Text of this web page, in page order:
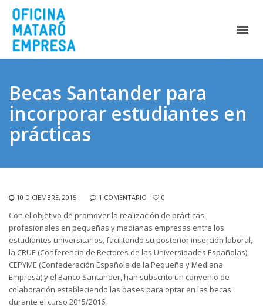
Becas Santander para
incorporar estudiantes en
prácticas
10 DICIEMBRE, 2015 1 COMENTARIO 0
Con el objetivo de promover la realización de prácticas
profesionales en pequeñas y medianas empresas entre los
estudiantes universitarios, facilitando su posterior inserción laboral,
la CRUE (Conferencia de Rectores de las Universidades Españolas),
CEPYME (Confederación Española de la Pequeña y Mediana
Empresa) y el Banco Santander, han subscrito un convenio de
colaboración estableciendo las bases para optar en las becas
durante el curso 2015/2016.